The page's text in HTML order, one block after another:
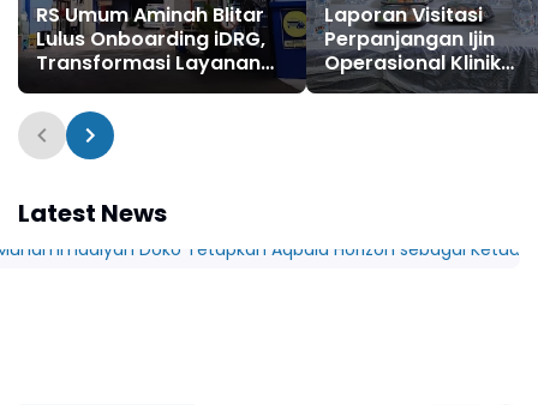
RS Umum Aminah Blitar
Lulus Onboarding iDRG,
Transformasi Layanan
Kesehatan di Blitar
Laporan Visitasi
Perpanjangan Ijin
Operasional Klinik
Muhammadiyah
Latest News